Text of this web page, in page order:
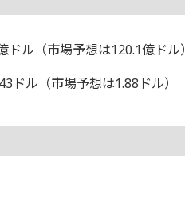
ル（市場予想は120.1億ドル）
ル（市場予想は1.88ドル）